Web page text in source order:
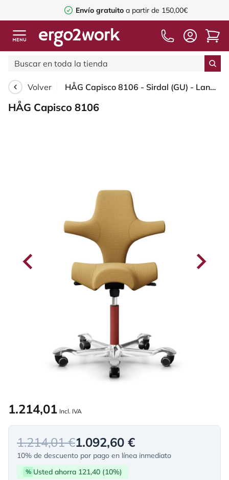
Envío gratuitoa partir de 150,00€
Volver HÅG Capisco 8106 - Sirdal (GU) - Lana - SRD320 - Ochre - Blush Rose - 200 mm (seat height 46-64cm) - Soft castors for hard floors
HÅG Capisco 8106
1.214,01 Incl. IVA
1.214,01 €1.092,60 €
10% de descuento por pago en línea inmediato
% Usted ahorra 121,40 (10%)